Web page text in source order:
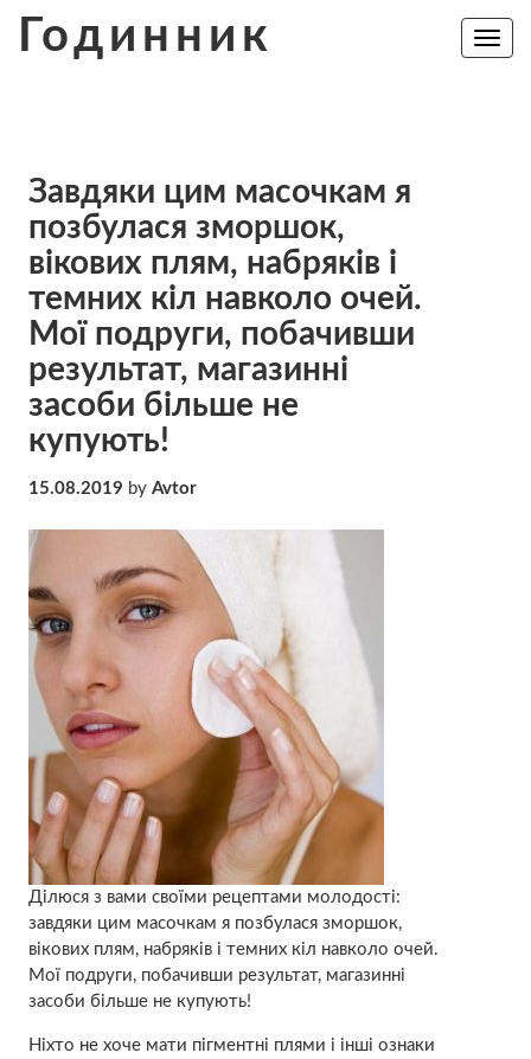
Годинник
Toggle
Завдяки цим масочкам я
позбулася зморшок,
вікових плям, набряків і
темних кіл навколо очей.
Мої подруги, побачивши
результат, магазинні
засоби бiльше нe
купують!
15.08.2019 by Avtor
Ділюся з вами своїми рецептами молодості:
завдяки цим масочкам я позбулася зморшок,
вікових плям, набряків і темних кіл навколо очей.
Мої подруги, побачивши результат, магазинні
засоби більше не купують!
Ніхто не хоче мати пігментні плями і інші ознаки